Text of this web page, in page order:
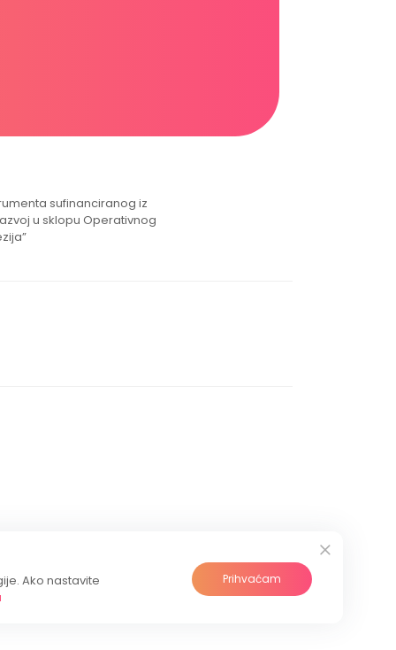
sufinanciranog iz
u sklopu Operativnog
Ako nastavite
Prihvaćam